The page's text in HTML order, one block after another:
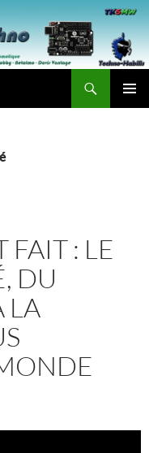
FAIT : LE
DU
LA